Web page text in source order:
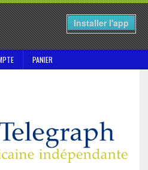
Installer l'app
PANIER